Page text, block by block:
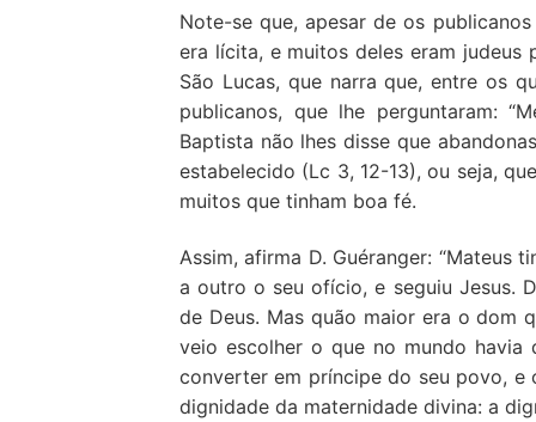
Note-se que, apesar de os
era lícita, e muitos deles eram
São Lucas, que narra que, entre os
publicanos, que lhe perguntaram:
Baptista não lhes disse que
estabelecido (Lc 3, 12-13), ou seja,
muitos que tinham boa fé.
Assim, afirma D. Guéranger: “Mateus
a outro o seu ofício, e seguiu Jesus.
de Deus. Mas quão maior era o dom
veio escolher o que no mundo havia
converter em príncipe do seu povo, e
dignidade da maternidade divina: a